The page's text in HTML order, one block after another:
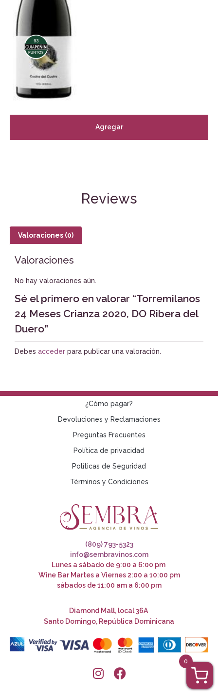
Agregar
Reviews
Valoraciones (0)
Valoraciones
No hay valoraciones aún.
Sé el primero en valorar “Torremilanos
24 Meses Crianza 2020, DO Ribera del
Duero”
Debes acceder para publicar una valoración.
¿Cómo pagar?
Devoluciones y Reclamaciones
Preguntas Frecuentes
Política de privacidad
Políticas de Seguridad
Términos y Condiciones
(809) 793-5323
info@sembravinos.com
Lunes a sábado de 9:00 a 6:00 pm
Wine Bar Martes a Viernes 2:00 a 10:00 pm
sábados de 11:00 am a 6:00 pm
Diamond Mall, local 36A
Santo Domingo, República Dominicana
0